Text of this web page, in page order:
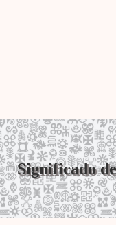
Significado